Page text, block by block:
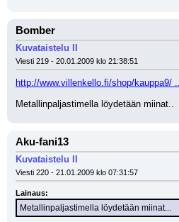
Bomber
Kuvataistelu II
Viesti 219 - 20.01.2009 klo 21:38:51
http://www.villenkello.fi/shop/kauppa9/
Metallinpaljastimella löydetään miinat..
Aku-fani13
Kuvataistelu II
Viesti 220 - 21.01.2009 klo 07:31:57
Lainaus:
Metallinpaljastimella löydetään miinat...